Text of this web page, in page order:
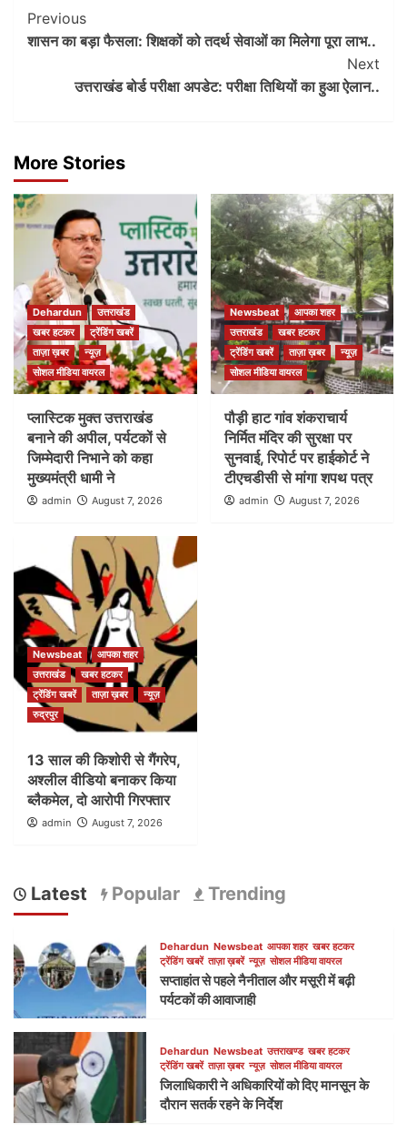
Post
Navigation
Previous
शासन का बड़ा फैसला: शिक्षकों को तदर्थ सेवाओं का मिलेगा पूरा लाभ..
Next
उत्तराखंड बोर्ड परीक्षा अपडेट: परीक्षा तिथियों का हुआ ऐलान..
More Stories
Dehardun
उत्तराखंड
खबर हटकर
ट्रेंडिंग खबरें
ताज़ा ख़बर
न्यूज़
सोशल मीडिया वायरल
प्लास्टिक मुक्त उत्तराखंड
बनाने की अपील, पर्यटकों से
जिम्मेदारी निभाने को कहा
मुख्यमंत्री धामी ने
admin August 7, 2026
Newsbeat
आपका शहर
उत्तराखंड
खबर हटकर
ट्रेंडिंग खबरें
ताज़ा ख़बर
न्यूज़
सोशल मीडिया वायरल
पौड़ी हाट गांव शंकराचार्य
निर्मित मंदिर की सुरक्षा पर
सुनवाई, रिपोर्ट पर हाईकोर्ट ने
टीएचडीसी से मांगा शपथ पत्र
admin August 7, 2026
Newsbeat
आपका शहर
उत्तराखंड
खबर हटकर
ट्रेंडिंग खबरें
ताज़ा ख़बर
न्यूज़
रुद्रपुर
13 साल की किशोरी से गैंगरेप,
अश्लील वीडियो बनाकर किया
ब्लैकमेल, दो आरोपी गिरफ्तार
admin August 7, 2026
Latest Popular Trending
Dehardun Newsbeat आपका शहर खबर हटकर
ट्रेंडिंग खबरें ताज़ा ख़बरें न्यूज़ सोशल मीडिया वायरल
सप्ताहांत से पहले नैनीताल और मसूरी में बढ़ी
पर्यटकों की आवाजाही
Dehardun Newsbeat उत्तराखण्ड खबर हटकर
ट्रेंडिंग खबरें ताज़ा ख़बर न्यूज़ सोशल मीडिया वायरल
जिलाधिकारी ने अधिकारियों को दिए मानसून के
दौरान सतर्क रहने के निर्देश